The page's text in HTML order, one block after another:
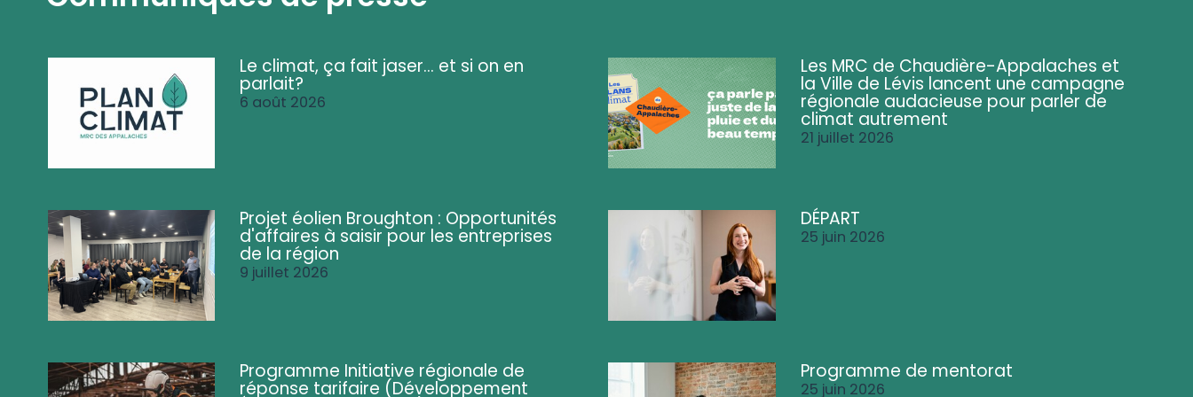
Le climat, ça fait jaser... et si on en
parlait?
6 août 2026
Les MRC de Chaudière-Appalaches et
la Ville de Lévis lancent une campagne
régionale audacieuse pour parler de
climat autrement
21 juillet 2026
Projet éolien Broughton : Opportunités
d'affaires à saisir pour les entreprises
de la région
9 juillet 2026
DÉPART
25 juin 2026
Programme Initiative régionale de
réponse tarifaire (Développement
Programme de mentorat
25 juin 2026